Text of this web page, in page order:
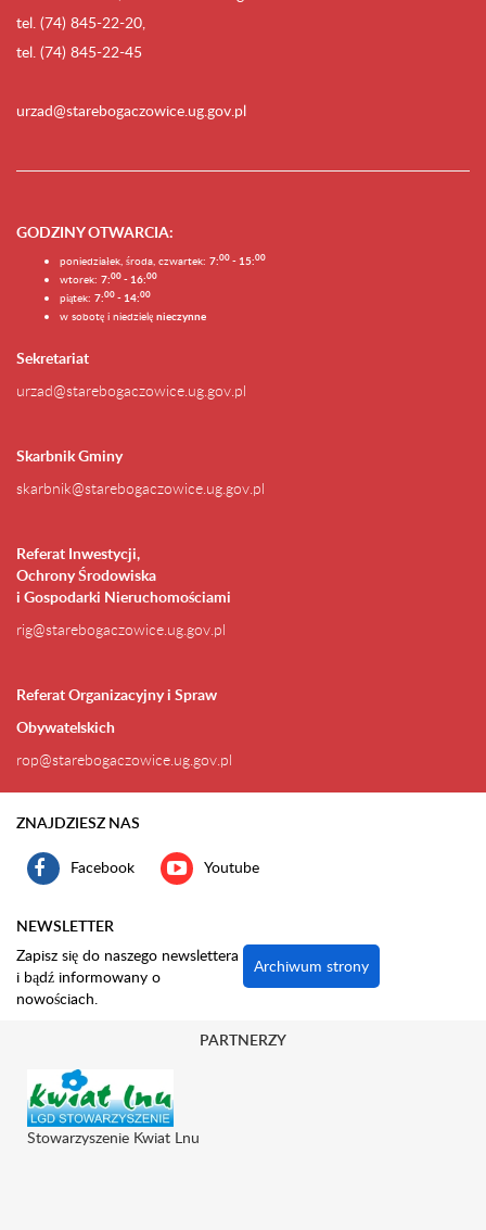
tel. (74) 845-22-20,
tel. (74) 845-22-45
urzad@starebogaczowice.ug.gov.pl
GODZINY OTWARCIA:
poniedziałek, środa, czwartek: 7:00 - 15:00
wtorek: 7:00 - 16:00
piątek: 7:00 - 14:00
w sobotę i niedzielę nieczynne
Sekretariat
urzad@starebogaczowice.ug.gov.pl
Skarbnik Gminy
skarbnik@starebogaczowice.ug.gov.pl
Referat Inwestycji,
Ochrony Środowiska
i Gospodarki Nieruchomościami
rig@starebogaczowice.ug.gov.pl
Referat Organizacyjny i Spraw
Obywatelskich
rop@starebogaczowice.ug.gov.pl
ZNAJDZIESZ NAS
Facebook Youtube
NEWSLETTER
Zapisz się do naszego newslettera
i bądź informowany o
nowościach.
Archiwum strony
PARTNERZY
Stowarzyszenie Kwiat Lnu